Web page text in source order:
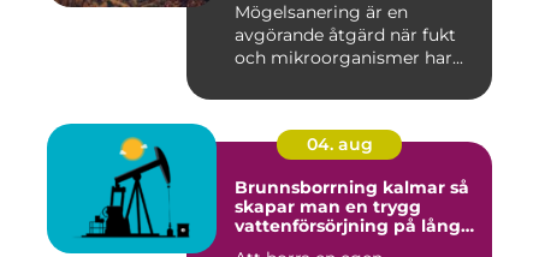
Mögelsanering är en
avgörande åtgärd när fukt
och mikroorganismer har...
04. aug
Brunnsborrning kalmar så
skapar man en trygg
vattenförsörjning på lång